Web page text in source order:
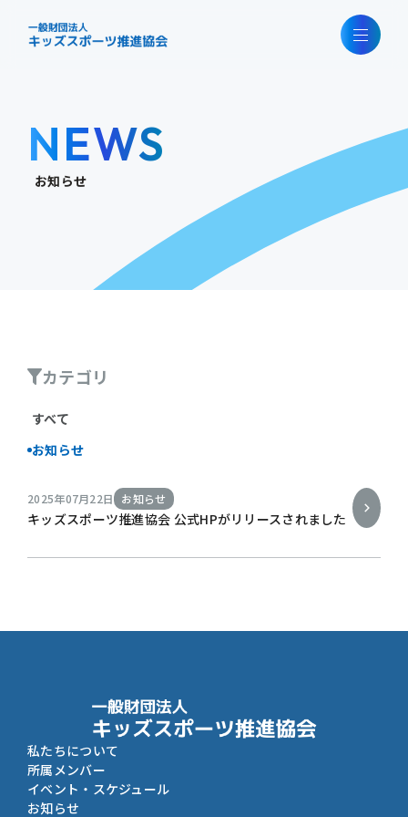
NEWS
お知らせ
カテゴリ
すべて
お知らせ
2025年07月22日 お知らせ
キッズスポーツ推進協会 公式HPがリリースされました
私たちについて
所属メンバー
イベント・スケジュール
お知らせ